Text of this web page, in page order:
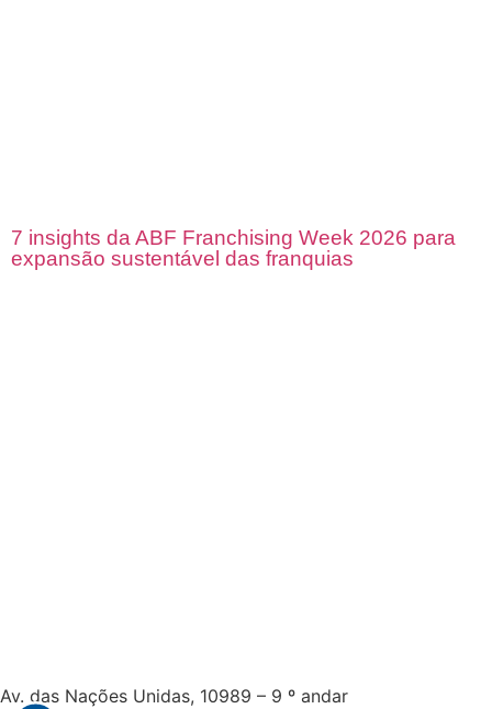
7 insights da ABF Franchising Week 2026 para
expansão sustentável das franquias
Av. das Nações Unidas, 10989 – 9 º andar